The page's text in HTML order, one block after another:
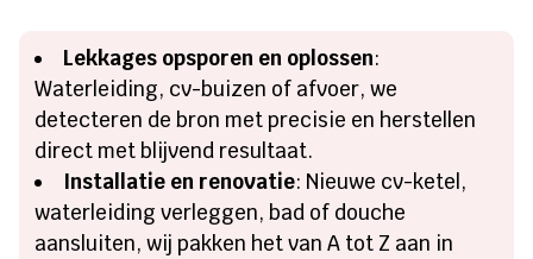
Lekkages opsporen en oplossen:
Waterleiding, cv-buizen of afvoer, we
detecteren de bron met precisie en herstellen
direct met blijvend resultaat.​
Installatie en renovatie: Nieuwe cv-ketel,
waterleiding verleggen, bad of douche
aansluiten, wij pakken het van A tot Z aan in